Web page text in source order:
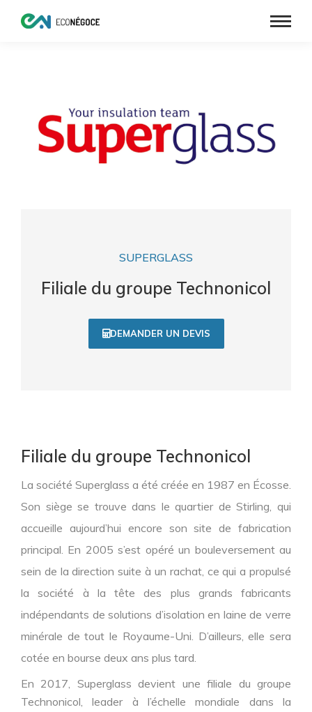
SUPERGLASS
Filiale du groupe Technonicol
DEMANDER UN DEVIS
Filiale du groupe Technonicol
La société Superglass a été créée en 1987 en Écosse.
Son siège se trouve dans le quartier de Stirling, qui
accueille aujourd’hui encore son site de fabrication
principal. En 2005 s’est opéré un bouleversement au
sein de la direction suite à un rachat, ce qui a propulsé
la société à la tête des plus grands fabricants
indépendants de solutions d’isolation en laine de verre
minérale de tout le Royaume-Uni. D’ailleurs, elle sera
cotée en bourse deux ans plus tard.
En 2017, Superglass devient une filiale du groupe
Technonicol, leader à l’échelle mondiale dans la